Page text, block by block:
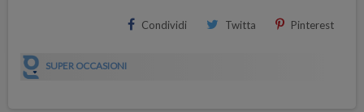
Condividi Twitta Pinterest
SUPER OCCASIONI